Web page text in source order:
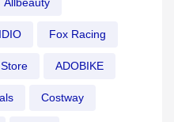
Fox Racing
ADOBIKE
Costway